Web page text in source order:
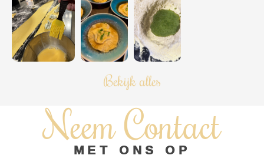
Bekijk alles
Neem Contact
MET ONS OP